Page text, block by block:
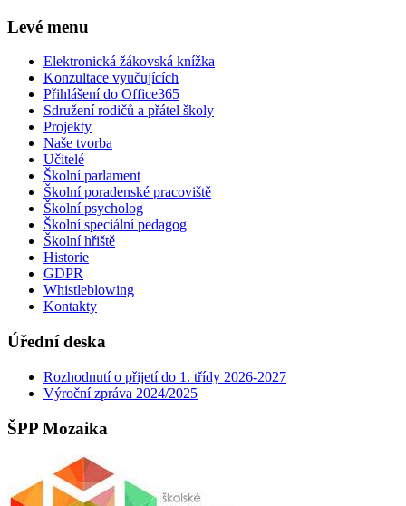
Levé menu
Elektronická žákovská knížka
Konzultace vyučujících
Přihlášení do Office365
Sdružení rodičů a přátel školy
Projekty
Naše tvorba
Učitelé
Školní parlament
Školní poradenské pracoviště
Školní psycholog
Školní speciální pedagog
Školní hřiště
Historie
GDPR
Whistleblowing
Kontakty
Úřední deska
Rozhodnutí o přijetí do 1. třídy 2026-2027
Výroční zpráva 2024/2025
ŠPP Mozaika